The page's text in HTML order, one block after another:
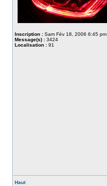
Inscription : Sam Fév 18, 2006 6:45 pm
Message(s) : 3424
Localisation : 91
Haut